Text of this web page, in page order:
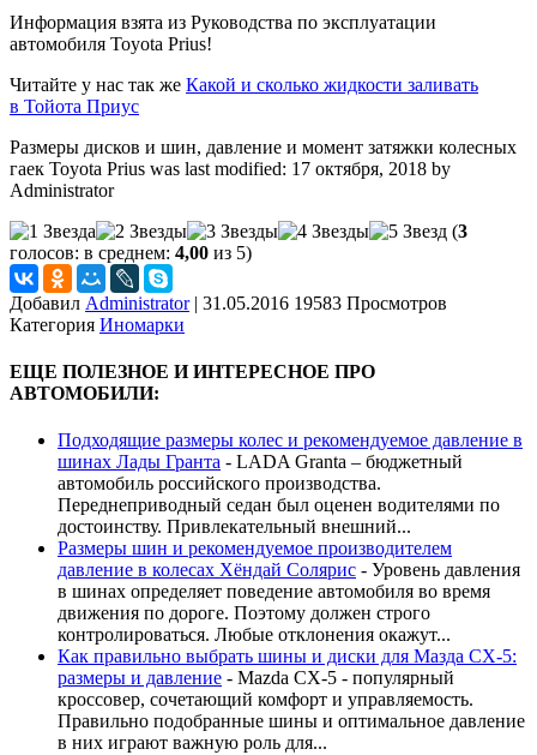
Информация взята из Руководства по эксплуатации
автомобиля Toyota Prius!
Читайте у нас так же Какой и сколько жидкости заливать
в Тойота Приус
Размеры дисков и шин, давление и момент затяжки колесных
гаек Toyota Prius was last modified: 17 октября, 2018 by
Administrator
(3
голосов: в среднем: 4,00 из 5)
Добавил Administrator | 31.05.2016 19583 Просмотров
Категория Иномарки
ЕЩЕ ПОЛЕЗНОЕ И ИНТЕРЕСНОЕ ПРО
АВТОМОБИЛИ:
Подходящие размеры колес и рекомендуемое давление в
шинах Лады Гранта - LADA Granta – бюджетный
автомобиль российского производства.
Переднеприводный седан был оценен водителями по
достоинству. Привлекательный внешний...
Размеры шин и рекомендуемое производителем
давление в колесах Хёндай Солярис - Уровень давления
в шинах определяет поведение автомобиля во время
движения по дороге. Поэтому должен строго
контролироваться. Любые отклонения окажут...
Как правильно выбрать шины и диски для Мазда CX-5:
размеры и давление - Mazda CX-5 - популярный
кроссовер, сочетающий комфорт и управляемость.
Правильно подобранные шины и оптимальное давление
в них играют важную роль для...